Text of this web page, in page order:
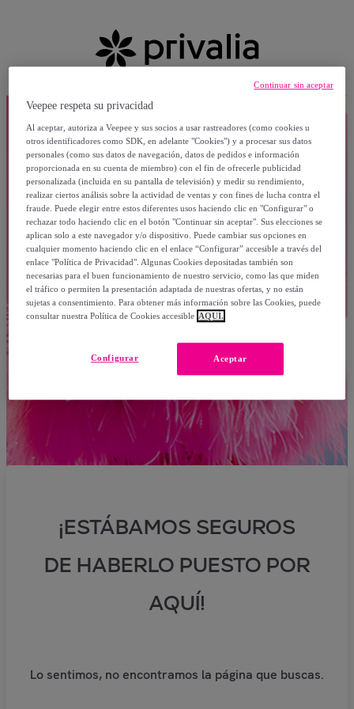
¡ESTÁBAMOS SEGUROS
DE HABERLO PUESTO POR
AQUÍ!
Lo sentimos, no encontramos la página que buscas.
Veepee respeta su privacidad
Al aceptar, autoriza a Veepee y sus socios a usar rastreadores (como cookies u
otros identificadores como SDK, en adelante "Cookies") y a procesar sus datos
personales (como sus datos de navegación, datos de pedidos e información
proporcionada en su cuenta de miembro) con el fin de ofrecerle publicidad
personalizada (incluida en su pantalla de televisión) y medir su rendimiento,
realizar ciertos análisis sobre la actividad de ventas y con fines de lucha contra el
fraude. Puede elegir entre estos diferentes usos haciendo clic en "Configurar" o
rechazar todo haciendo clic en el botón "Continuar sin aceptar". Sus elecciones se
aplican solo a este navegador y/o dispositivo. Puede cambiar sus opciones en
cualquier momento haciendo clic en el enlace “Configurar” accesible a través del
enlace "Política de Privacidad". Algunas Cookies depositadas también son
necesarias para el buen funcionamiento de nuestro servicio, como las que miden
el tráfico o permiten la presentación adaptada de nuestras ofertas, y no están
sujetas a consentimiento. Para obtener más información sobre las Cookies, puede
consultar nuestra Política de Cookies accesible AQUÍ.
Aceptar
Configurar
Continuar sin aceptar